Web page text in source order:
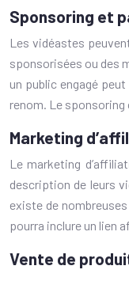
Sponsoring et
Les vidéastes
sponsorisées ou des
un public engagé
renom. Le
Marketing
Le marketing
description de leurs
existe de
pourra inclure un lien
Vente de